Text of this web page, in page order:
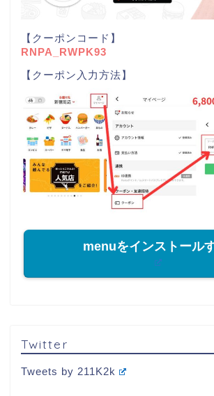
【クーポンコード】
RNPA_RWPK93
【クーポン入力方法】
menuをインストール
Twitter
Tweets by 211K2k